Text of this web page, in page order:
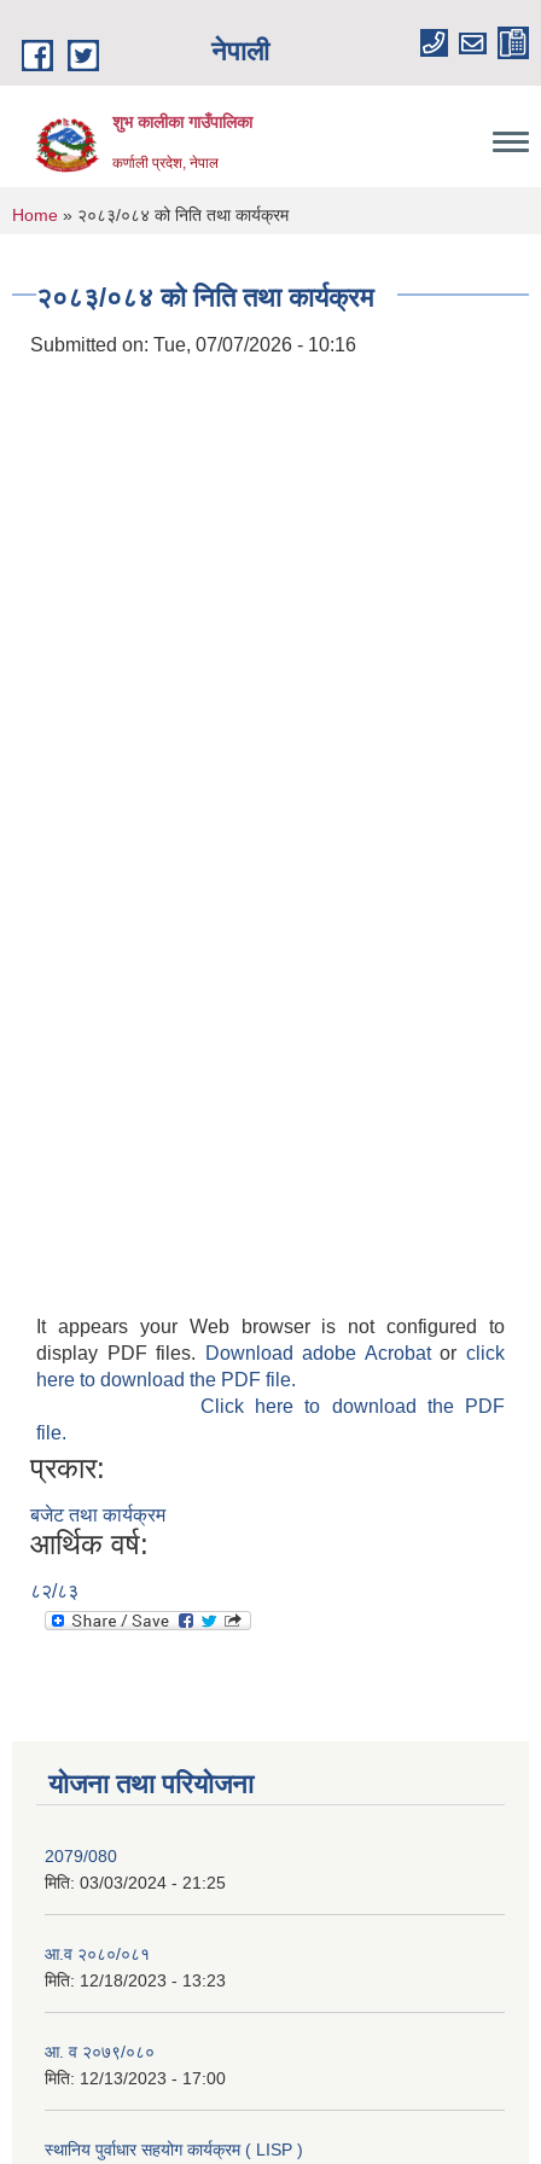
नेपाली
शुभ कालीका गाउँपालिका
कर्णाली प्रदेश, नेपाल
You are here
Home » २०८३/०८४ को निति तथा कार्यक्रम
२०८३/०८४ को निति तथा कार्यक्रम
Submitted on: Tue, 07/07/2026 - 10:16
It appears your Web browser is not configured to
display PDF files.
Download adobe Acrobatorclick
here to download the PDF file.
Click here to download the PDF
file.
प्रकार:
बजेट तथा कार्यक्रम
आर्थिक वर्ष:
८२/८३
योजना तथा परियोजना
2079/080
मिति: 03/03/2024 - 21:25
आ.व २०८०/०८१
मिति: 12/18/2023 - 13:23
आ. व २०७९/०८०
मिति: 12/13/2023 - 17:00
स्थानिय पुर्वाधार सहयोग कार्यक्रम ( LISP )